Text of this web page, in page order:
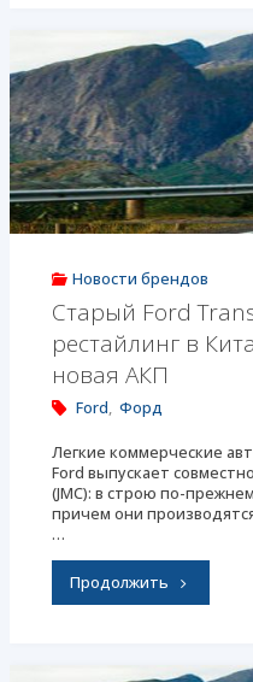
Transit:
и
новая
Новости брендов
Старый Ford
рестайлинг в
новая АКП
Ford, Форд
Легкие коммерческие
Ford выпускает
(JMC): в строю по-
причем они
…
Продолжить"Старый
Transit